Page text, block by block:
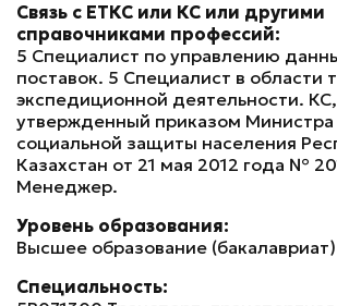
Связь с ЕТКС или КС или другими
справочниками профессий:
5 Специалист по управлению
поставок. 5 Специалист в области
экспедиционной деятельности. КС,
утвержденный приказом Министра
социальной защиты населения
Казахстан от 21 мая 2012 года №
Менеджер.
Уровень образования:
Высшее образование (бакалавриат)
Специальность: